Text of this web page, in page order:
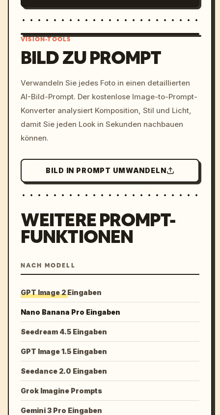
c, cyberpunk sunset, neon
colors, 8k --v 6.0
VISION-TOOLS
BILD ZU PROMPT
Verwandeln Sie jedes Foto in einen detaillierten
AI-Bild-Prompt. Der kostenlose Image-to-Prompt-
Konverter analysiert Komposition, Stil und Licht,
damit Sie jeden Look in Sekunden nachbauen
können.
BILD IN PROMPT UMWANDELN
WEITERE PROMPT-
FUNKTIONEN
NACH MODELL
GPT Image 2 Eingaben
Nano Banana Pro Eingaben
Seedream 4.5 Eingaben
GPT Image 1.5 Eingaben
Seedance 2.0 Eingaben
Grok Imagine Prompts
Gemini 3 Pro Eingaben